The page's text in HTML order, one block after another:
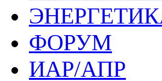
ФОРУМ
ИАР/АПР